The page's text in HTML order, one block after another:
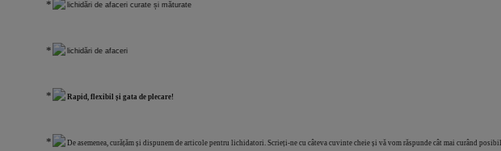
lichidări de afaceri curate și măturate
lichidări de afaceri
Rapid, flexibil și gata de plecare!
De asemenea, curățăm și dispunem de articole pentru lichidatori. Scrieți-ne cu câteva cuvinte cheie și vă vom răspunde cât mai curând posibil.